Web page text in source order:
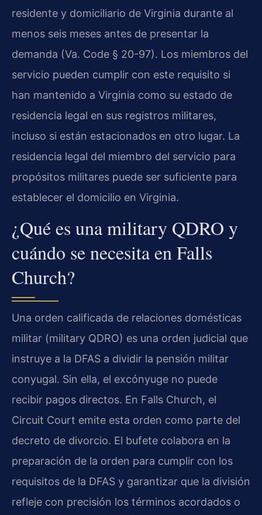
residente y domiciliario de Virginia durante al
menos seis meses antes de presentar la
demanda (Va. Code § 20-97). Los miembros del
servicio pueden cumplir con este requisito si
han mantenido a Virginia como su estado de
residencia legal en sus registros militares,
incluso si están estacionados en otro lugar. La
residencia legal del miembro del servicio para
propósitos militares puede ser suficiente para
establecer el domicilio en Virginia.
¿Qué es una military QDRO y
cuándo se necesita en Falls
Church?
Una orden calificada de relaciones domésticas
militar (military QDRO) es una orden judicial que
instruye a la DFAS a dividir la pensión militar
conyugal. Sin ella, el excónyuge no puede
recibir pagos directos. En Falls Church, el
Circuit Court emite esta orden como parte del
decreto de divorcio. El bufete colabora en la
preparación de la orden para cumplir con los
requisitos de la DFAS y garantizar que la división
refleje con precisión los términos acordados o